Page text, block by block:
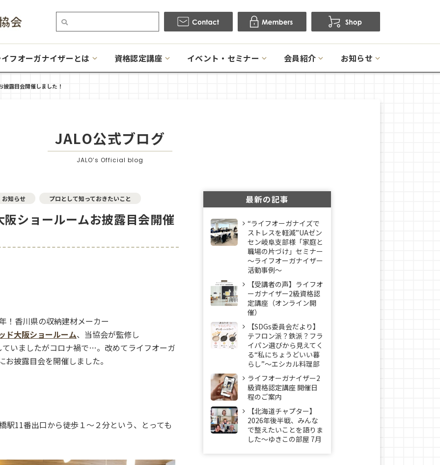
フオーガナイザーとは 資格認定講座 イベント・セミナー 会員紹介 お知らせ
露目会開催しました！
JALO公式ブログ
JALO’s Official blog
お知らせ プロとして知っておきたいこと
ショールームお披露目会開催
！香川県の収納建材メーカー
ド大阪ショールーム、当協会が監修し
いましたがコロナ禍で…。改めてライフオーガ
お披露目会を開催しました。
駅11番出口から徒歩１〜２分という、とっても
最新の記事
“ライフオーガナイズで
ストレスを軽減”UAゼン
セン岐阜支部様「家庭と
職場の片づけ」セミナー
～ライフオーガナイザー
活動事例〜
【受講者の声】ライフオ
ーガナイザー2級資格認
定講座（オンライン開
催）
【SDGs委員会だより】
テフロン派？鉄派？フラ
イパン選びから見えてく
る“私にちょうどいい暮
らし”～エシカル料理部
ライフオーガナイザー2
級資格認定講座 開催日
程のご案内
【北海道チャプター】
2026年後半戦、みんな
で整えたいことを語りま
した～ゆきこの部屋 7月